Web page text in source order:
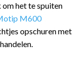
het te spuiten
M600
opschuren met